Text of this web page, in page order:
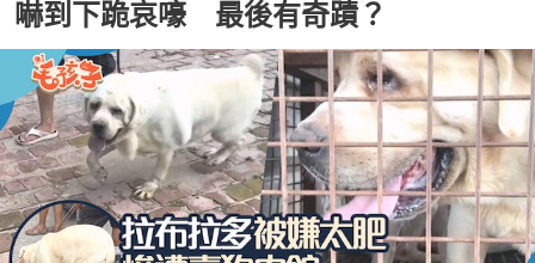
嚇到下跪哀嚎 最後有奇蹟？